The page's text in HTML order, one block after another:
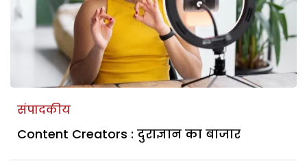
संपादकीय
Content Creators : दुराज्ञान का बाजार